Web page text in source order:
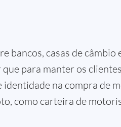
bancos, casas de câmbio
para manter os
na compra de
como carteira de